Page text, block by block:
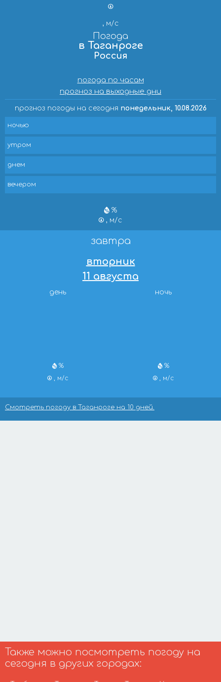
, м/с
Погода
в Таганроге
Россия
погода по часам
прогноз на выходные дни
прогноз погоды на сегодня понедельник, 10.08.2026
ночью
утром
днем
вечером
%
, м/с
завтра
вторник
11 августа
день
%
, м/с
ночь
%
, м/с
Смотреть погоду в Таганроге на 10 дней.
Также можно посмотреть погоду на
сегодня в других городах: